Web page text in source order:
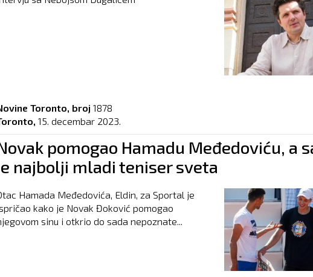
Toronto, broj 1878
15. decembar 2023.
pomogao Hamadu Međedoviću, a
najbolji mladi teniser sveta
Hamada Međedovića, Eldin, za Sportal je
kako je Novak Đoković pomogao
sinu i otkrio do sada nepoznate...